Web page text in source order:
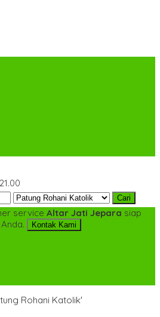
Cari
service Altar Jati Jepara siap
Kontak Kami
Rohani Katolik'